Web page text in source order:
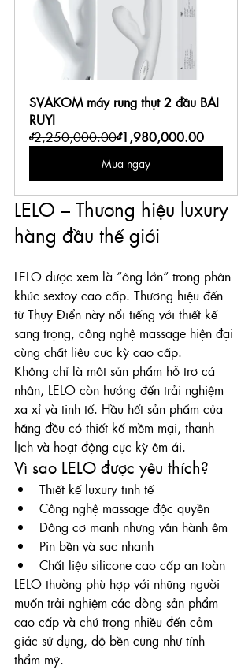
SVAKOM máy rung thụt 2 đầu BAI
RUYI
₫2,250,000.00₫1,980,000.00
Mua ngay
LELO – Thương hiệu luxury
hàng đầu thế giới
LELO được xem là “ông lớn” trong phân
khúc sextoy cao cấp. Thương hiệu đến
từ Thụy Điển này nổi tiếng với thiết kế
sang trọng, công nghệ massage hiện đại
cùng chất liệu cực kỳ cao cấp.
Không chỉ là một sản phẩm hỗ trợ cá
nhân, LELO còn hướng đến trải nghiệm
xa xỉ và tinh tế. Hầu hết sản phẩm của
hãng đều có thiết kế mềm mại, thanh
lịch và hoạt động cực kỳ êm ái.
Vì sao LELO được yêu thích?
Thiết kế luxury tinh tế
Công nghệ massage độc quyền
Động cơ mạnh nhưng vận hành êm
Pin bền và sạc nhanh
Chất liệu silicone cao cấp an toàn
LELO thường phù hợp với những người
muốn trải nghiệm các dòng sản phẩm
cao cấp và chú trọng nhiều đến cảm
giác sử dụng, độ bền cũng như tính
thẩm mỹ.